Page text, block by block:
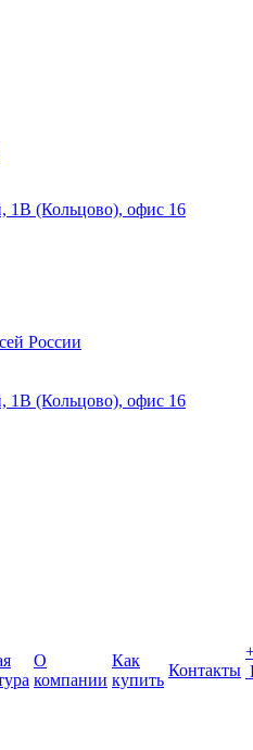
1В (Кольцово), офис 16
России
1В (Кольцово), офис 16
О
компании
Как
купить
Контакты